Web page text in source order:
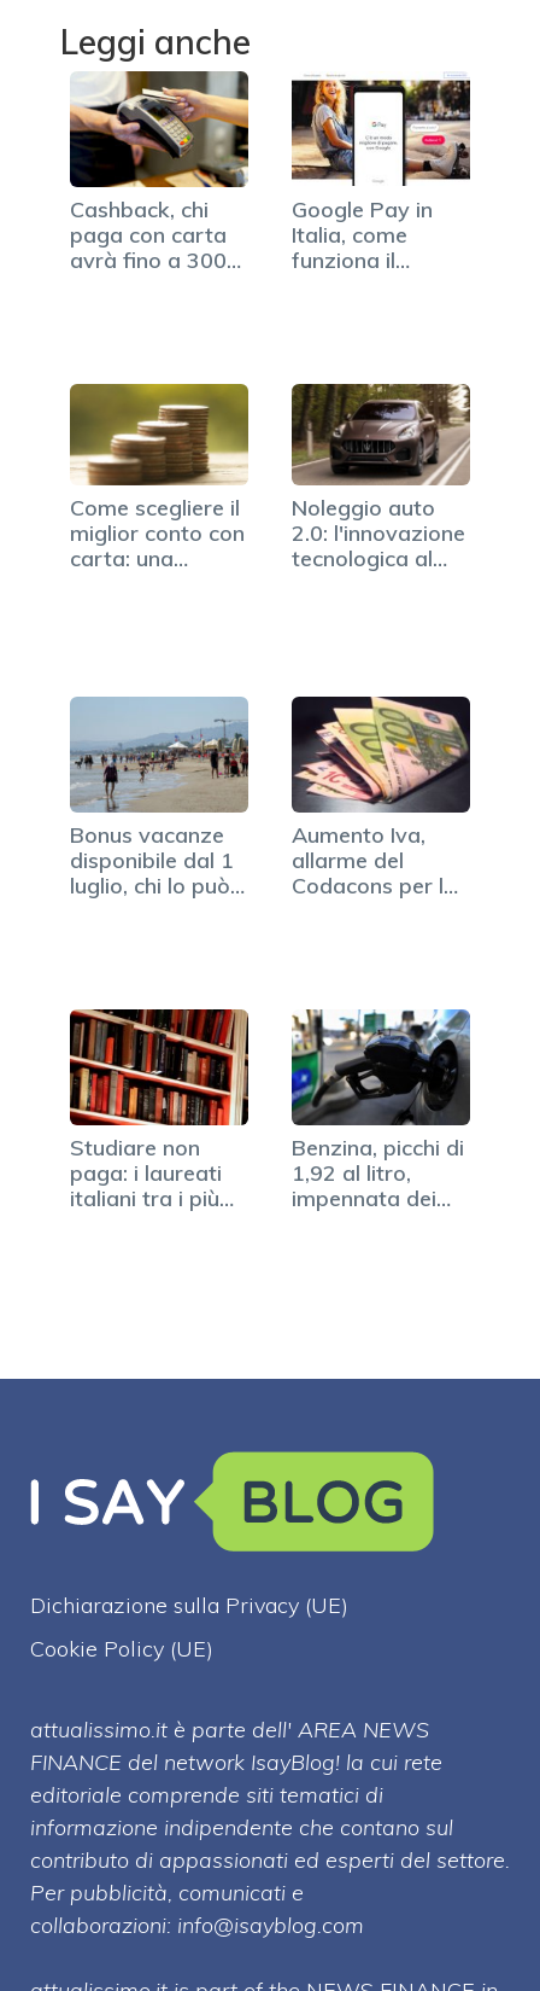
Leggi anche
Cashback, chi
paga con carta
avrà fino a 300
Google Pay in
Italia, come
funziona il
Come scegliere il
miglior conto con
carta: una
Noleggio auto
2.0: l'innovazione
tecnologica al
Bonus vacanze
disponibile dal 1
luglio, chi lo può
Aumento Iva,
allarme del
Codacons per la
Studiare non
paga: i laureati
italiani tra i più…
Benzina, picchi di
1,92 al litro,
impennata dei
Dichiarazione sulla Privacy (UE)
Cookie Policy (UE)
attualissimo.it è parte dell' AREA NEWS
FINANCE del network IsayBlog! la cui rete
editoriale comprende siti tematici di
informazione indipendente che contano sul
contributo di appassionati ed esperti del settore.
Per pubblicità, comunicati e
collaborazioni: info@isayblog.com